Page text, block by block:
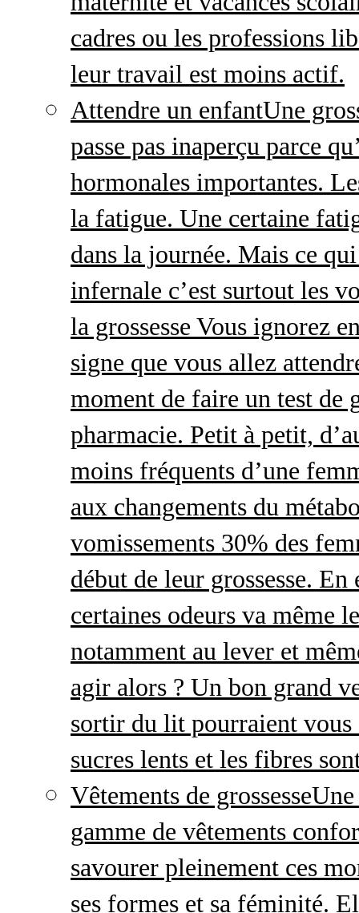
cadres ou les professions
leur travail est moins actif.
Attendre un enfantUne
passe pas inaperçu parce
hormonales importantes.
la fatigue. Une certaine
dans la journée. Mais ce
infernale c’est surtout les
la grossesse Vous ignorez
signe que vous allez
moment de faire un test de
pharmacie. Petit à petit,
moins fréquents d’une
aux changements du
vomissements 30% des
début de leur grossesse.
certaines odeurs va même
notamment au lever et
agir alors ? Un bon grand
sortir du lit pourraient vous
sucres lents et les fibres
Vêtements de grossesseUne
gamme de vêtements
savourer pleinement ces
ses formes et sa féminité.